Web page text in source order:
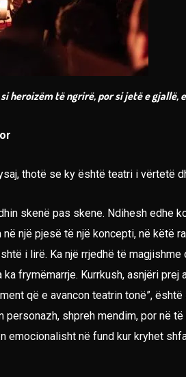
heroizëm të ngrirë, por si jetë e
thotë se ky është teatri i vërtetë
skenë pas skene. Ndihesh edhe
një pjesë të një koncepti, në këtë
i lirë. Ka një rrjedhë të
frymëmarrje. Kurrkush, asnjëri prej
që e avancon teatrin tonë”,
shpreh mendim, por në
emocionalisht në fund kur kryhet